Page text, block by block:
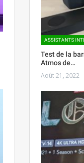
ASSISTANTS
Test de la
Atmos de…
Août 21, 2022